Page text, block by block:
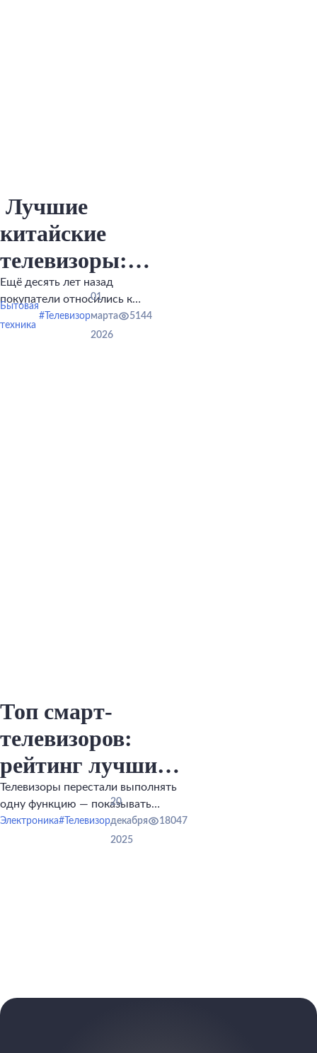
Лучшие
китайские
телевизоры:
какой
выбрать
Ещё десять лет назад
покупатели относились к
китайской электронике с
Бытовая
техника
#Телевизор
01
марта
2026
5144
Топ смарт-
телевизоров:
рейтинг лучших
на рынке
Телевизоры перестали выполнять
одну функцию — показывать
эфирные каналы.
Электроника#Телевизор
20
декабря
2025
18047